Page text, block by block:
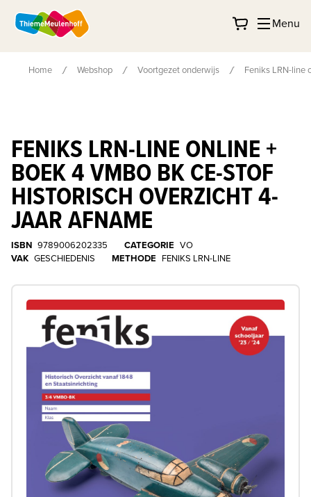
Menu
Home Webshop Voortgezet onderwijs Feniks LRN-line
FENIKS LRN-LINE ONLINE +
BOEK 4 VMBO BK CE-STOF
HISTORISCH OVERZICHT 4-
JAAR AFNAME
ISBN 9789006202335 CATEGORIE VO
VAK GESCHIEDENIS METHODE FENIKS LRN-LINE